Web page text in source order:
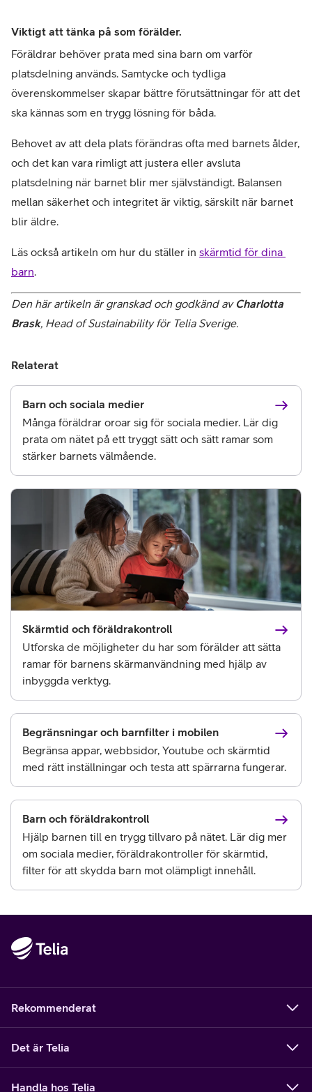
Viktigt att tänka på som förälder.
Föräldrar behöver prata med sina barn om varför
platsdelning används. Samtycke och tydliga
överenskommelser skapar bättre förutsättningar för att det
ska kännas som en trygg lösning för båda.
Behovet av att dela plats förändras ofta med barnets ålder,
och det kan vara rimligt att justera eller avsluta
platsdelning när barnet blir mer självständigt. Balansen
mellan säkerhet och integritet är viktig, särskilt när barnet
blir äldre.
Läs också artikeln om hur du ställer in skärmtid för dina
barn.
Den här artikeln är granskad och godkänd av Charlotta
Brask, Head of Sustainability för Telia Sverige.
Relaterat
Barn och sociala medier
Många föräldrar oroar sig för sociala medier. Lär dig
prata om nätet på ett tryggt sätt och sätt ramar som
stärker barnets välmående.
Skärmtid och föräldrakontroll
Utforska de möjligheter du har som förälder att sätta
ramar för barnens skärmanvändning med hjälp av
inbyggda verktyg.
Begränsningar och barnfilter i mobilen
Begränsa appar, webbsidor, Youtube och skärmtid
med rätt inställningar och testa att spärrarna fungerar.
Barn och föräldrakontroll
Hjälp barnen till en trygg tillvaro på nätet. Lär dig mer
om sociala medier, föräldrakontroller för skärmtid,
filter för att skydda barn mot olämpligt innehåll.
Rekommenderat
Det är Telia
Handla hos Telia